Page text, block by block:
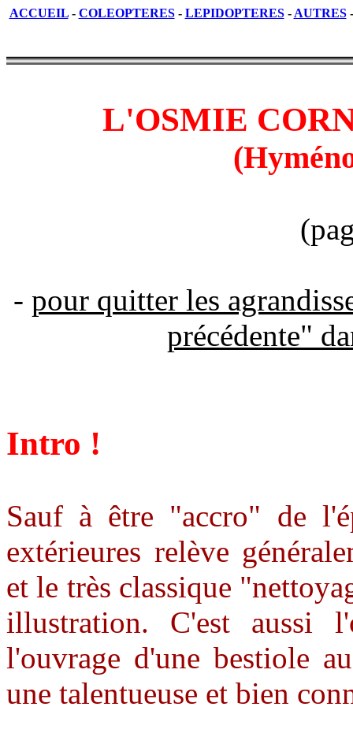
ACCUEIL- COLEOPTERES- LEPIDOPTERES- AUTRES-
L'OSMIE
- pour quitter les
précédente"
Intro !
Sauf à être "accro" de
extérieures relève
et le très classique
illustration. C'est aussi
l'ouvrage d'une bestiole
une talentueuse et bien